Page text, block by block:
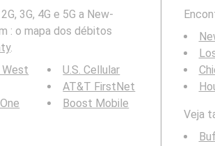
3G, 4G e 5G a New-
: o mapa dos débitos
.
West
U.S. Cellular
AT&T FirstNet
Boost Mobile
Veja